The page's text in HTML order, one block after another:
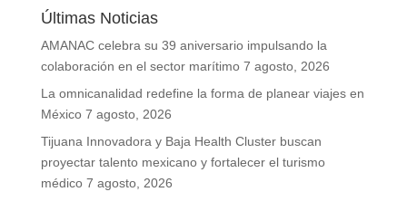
Últimas Noticias
AMANAC celebra su 39 aniversario impulsando la
colaboración en el sector marítimo 7 agosto, 2026
La omnicanalidad redefine la forma de planear viajes en
México 7 agosto, 2026
Tijuana Innovadora y Baja Health Cluster buscan
proyectar talento mexicano y fortalecer el turismo
médico 7 agosto, 2026